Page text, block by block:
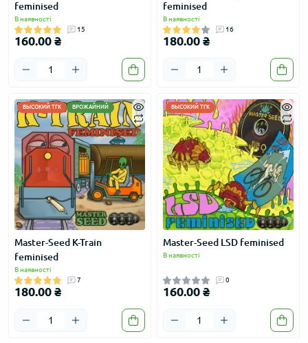
feminised
В наявності
15
160.00 ₴
feminised
В наявності
16
180.00 ₴
ВЫСОКИЙ ТГК ВРОЖАЙНИЙ
Master-Seed K-Train
feminised
В наявності
7
180.00 ₴
ВЫСОКИЙ ТГК
Master-Seed LSD feminised
В наявності
0
160.00 ₴